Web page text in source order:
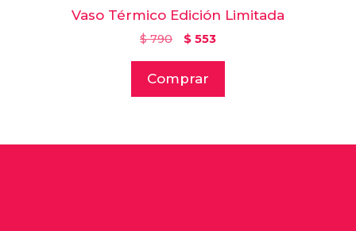
Vaso Térmico Edición Limitada
$790 $ 553
Comprar